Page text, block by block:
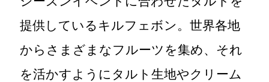
提供しているキルフェボン。世界各地
からさまざまなフルーツを集め、それ
を活かすようにタルト生地やクリーム